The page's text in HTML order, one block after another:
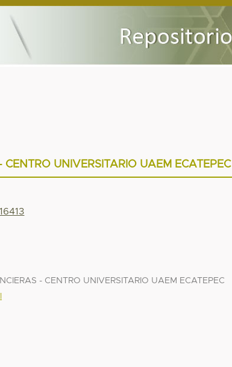
UNIVERSITARIO UAEM ECATEPEC
- CENTRO UNIVERSITARIO UAEM ECATEPEC